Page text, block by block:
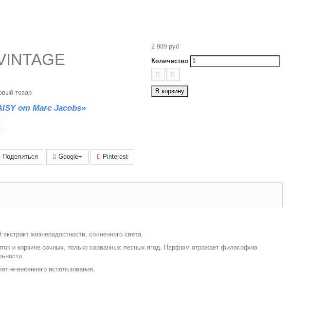
товар
от Marc Jacobs»
Поделиться Google+ Pinterest
2 989 руб
Количество
В корзину
жизнерадостности, солнечного света.
и корзине сочных, только сорванных лесных ягод. Парфюм отражает философию
весеннего использования.